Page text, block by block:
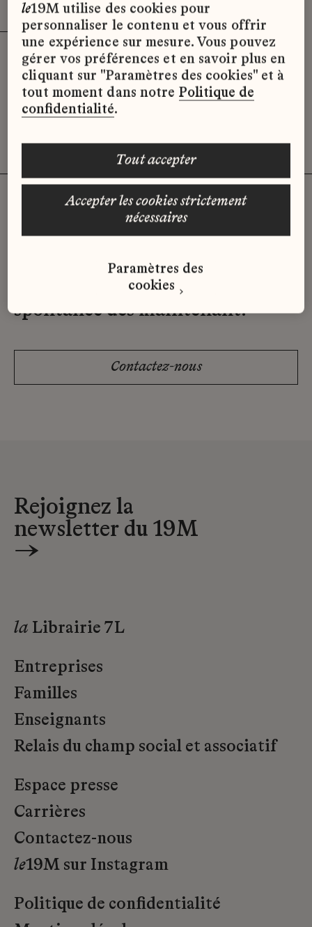
Désolé, il semble qu’il n’y ait pas
d’offres d’emploi disponibles pour le
moment.
Vous n'avez pas trouvé d'offre
qui correspond à votre profil ?
Envoyez-nous votre candidature
spontanée dès maintenant.
Contactez-nous
Rejoignez la
newsletter du 19M
→
la Librairie 7L
Entreprises
Familles
Enseignants
Relais du champ social et associatif
Espace presse
Carrières
Contactez-nous
le19M sur Instagram
Politique de confidentialité
le19M utilise des cookies pour
personnaliser le contenu et vous offrir
une expérience sur mesure. Vous pouvez
gérer vos préférences et en savoir plus en
cliquant sur "Paramètres des cookies" et à
tout moment dans notre Politique de
confidentialité.
accepter les cookies strictement
nécessaires
tout accepter
Paramètres des
cookies